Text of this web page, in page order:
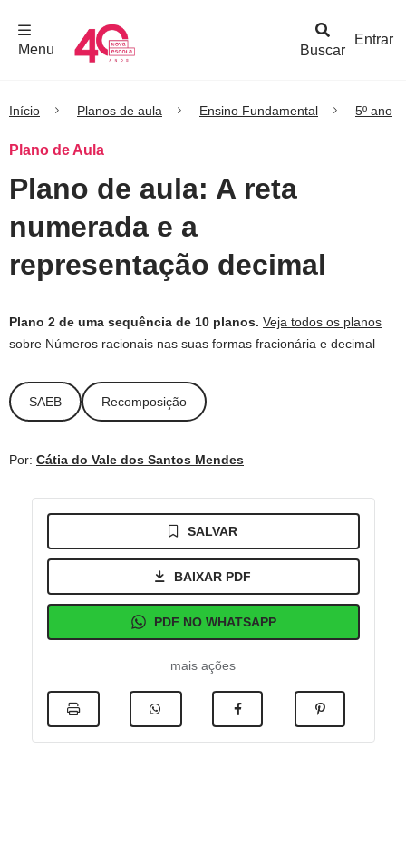
Buscar
Menu
Entrar
Início Planos de aula Ensino Fundamental 5º ano
Plano de Aula
Plano de aula: A reta
numerada e a
representação decimal
Plano 2 de uma sequência de 10 planos. Veja todos os planos
sobre Números racionais nas suas formas fracionária e decimal
SAEB Recomposição
Por: Cátia do Vale dos Santos Mendes
SALVAR
BAIXAR PDF
PDF NO WHATSAPP
mais ações